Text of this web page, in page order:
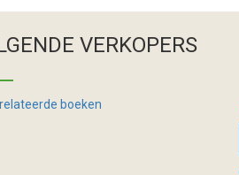
VERKOPERS
boeken